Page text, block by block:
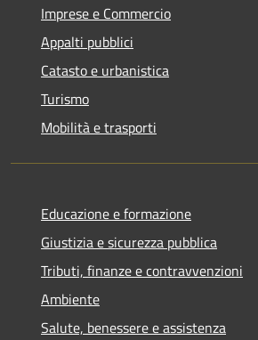
Imprese e Commercio
Appalti pubblici
Catasto e urbanistica
Turismo
Mobilità e trasporti
Educazione e formazione
Giustizia e sicurezza pubblica
Tributi, finanze e contravvenzioni
Ambiente
Salute, benessere e assistenza